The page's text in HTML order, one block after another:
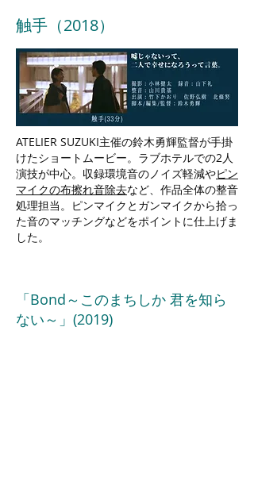
触手（2018）
ATELIER SUZUKI主催の鈴木勇輝監督が手掛
けたショートムービー。ラブホテルでの2人
演技が中心。収録環境音のノイズ軽減やピン
マイクの布擦れ音除去など、作品全体の整音
処理担当。ピンマイクとガンマイクから拾っ
た音のマッチングなどをポイントに仕上げま
した。
「Bond～このまちしか 君を知ら
ない～」(2019)